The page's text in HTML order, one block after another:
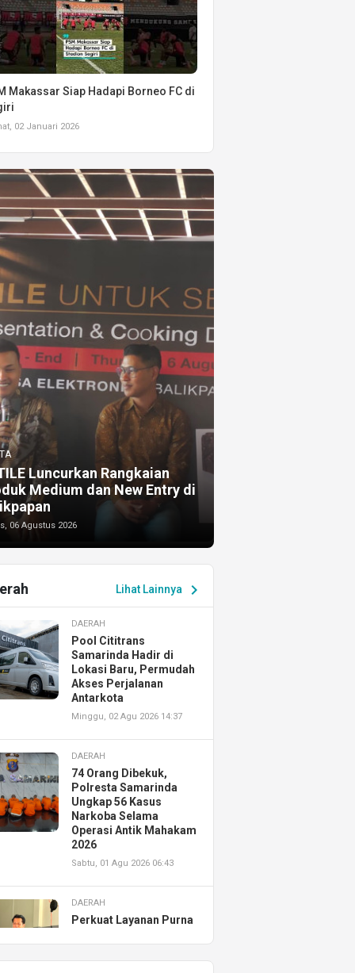
Makassar Siap Hadapi Borneo FC di
02 Januari 2026
Luncurkan Rangkaian
Medium dan New Entry di
06 Agustus 2026
Lihat Lainnya chevron_right
DAERAH
Pool Cititrans
Samarinda Hadir di
Lokasi Baru, Permudah
Akses Perjalanan
Antarkota
Minggu, 02 Agu 2026 14:37
DAERAH
74 Orang Dibekuk,
Polresta Samarinda
Ungkap 56 Kasus
Narkoba Selama
Operasi Antik Mahakam
2026
Sabtu, 01 Agu 2026 06:43
DAERAH
Perkuat Layanan Purna
Resmikan AHASS